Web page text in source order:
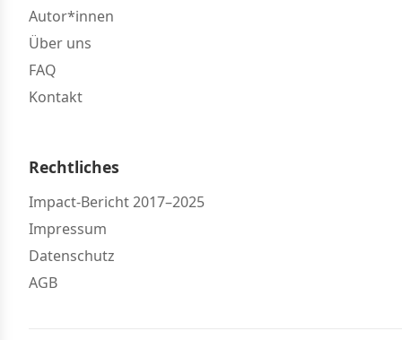
Autor*innen
Über uns
FAQ
Kontakt
Rechtliches
Impact-Bericht 2017–2025
Impressum
Datenschutz
AGB